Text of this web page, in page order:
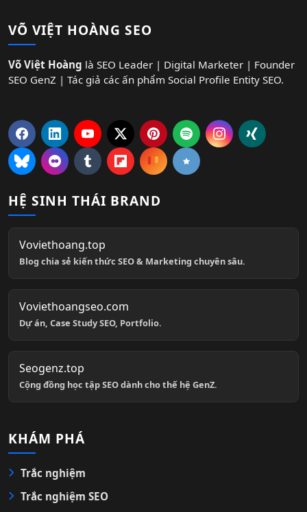
VÕ VIỆT HOÀNG SEO
Võ Việt Hoàng là SEO Leader | Digital Marketer | Founder
SEO GenZ | Tác giả các ấn phẩm Social Profile Entity SEO.
HỆ SINH THÁI BRAND
Voviethoang.top
Blog chia sẻ kiến thức SEO & Marketing chuyên sâu.
Voviethoangseo.com
Dự án, Case Study SEO, Portfolio.
Seogenz.top
Cộng đồng học tập SEO dành cho thế hệ GenZ.
KHÁM PHÁ
Trắc nghiệm
Trắc nghiệm SEO